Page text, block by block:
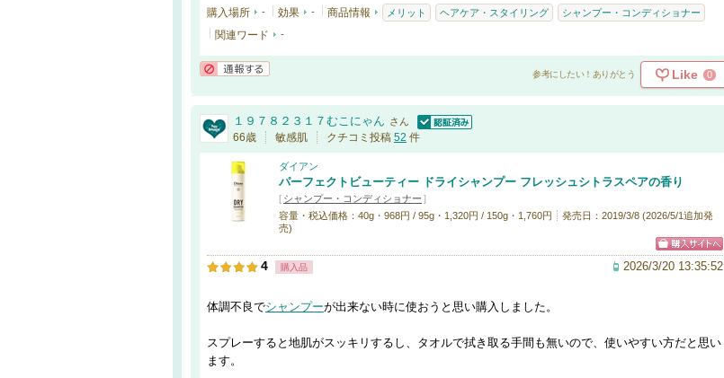
購入場所 - 効果 - 商品情報 メリット ヘアケア・スタイリング シャンプー・コンディショナー
関連ワード -
参考にしたい！ありがとう Like 0
１９７８２３１７むこにゃん さん
認証済
66歳 敏感肌 クチコミ投稿 52 件
ダイアン
パーフェクトビューティー ドライシャンプー フレッシュシトラスペアの香り
[ シャンプー・コンディショナー ]
容量・税込価格：40g・968円 / 95g・1,320円 / 150g・1,760円
発売日：2019/3/8 (2026/5/1追加発
売)
4 購入品 2026/3/20 13:35:52
体調不良でシャンプーが出来ない時に使おうと思い購入しました。
スプレーすると地肌がスッキリするし、タオルで拭き取る手間も無いので、使いやすい方だと思い
ます。